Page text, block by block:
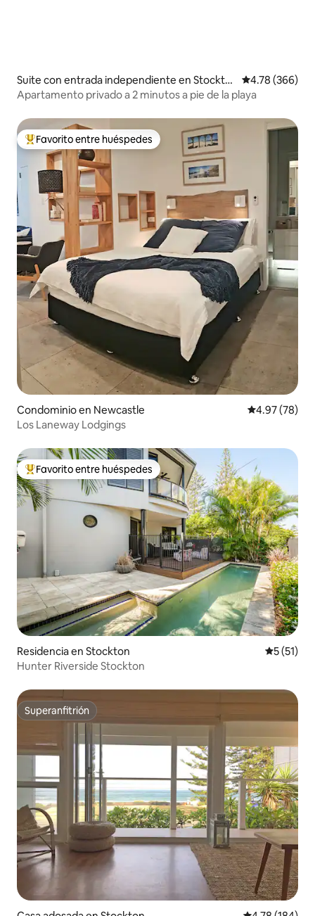
Suite con entrada independiente en Stockto
n
Calificación
4.78 (366)
Apartamento privado a 2 minutos a pie de la playa
De los mejores en Favorito entre huéspedes
Favorito entre huéspedes
Condominio en Newcastle Calificación
4.97 (78)
Los Laneway Lodgings
De los mejores en Favorito entre huéspedes
Favorito entre huéspedes
Residencia en Stockton
5 (51)
Hunter Riverside Stockton
Superanfitrión
Superanfitrión